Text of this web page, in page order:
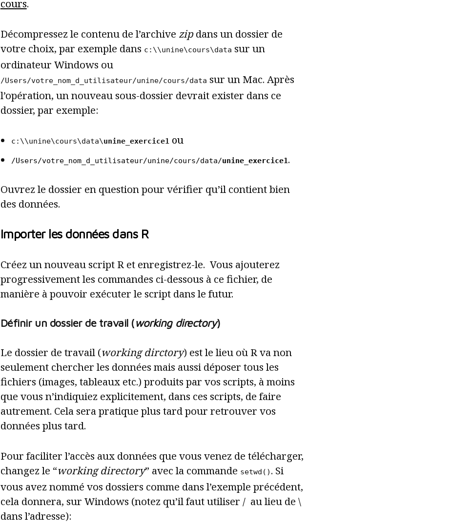
cours.
Décompressez le contenu de l’archive zipdans un dossier de
votre choix, par exemple dans c:\\unine\cours\data sur un
ordinateur Windows ou
/Users/votre_nom_d_utilisateur/unine/cours/data sur un Mac. Après
l’opération, un nouveau sous-dossier devrait exister dans ce
dossier, par exemple:
c:\\unine\cours\data\unine_exercice1 ou
/Users/votre_nom_d_utilisateur/unine/cours/data/unine_exercice1.
Ouvrez le dossier en question pour vérifier qu’il contient bien
des données.
Importer les données dans R
Créez un nouveau script R et enregistrez-le. Vous ajouterez
progressivement les commandes ci-dessous à ce fichier, de
manière à pouvoir exécuter le script dans le futur.
Définir un dossier de travail (working directory)
Le dossier de travail (working dirctory) est le lieu où R va non
seulement chercher les données mais aussi déposer tous les
fichiers (images, tableaux etc.) produits par vos scripts, à moins
que vous n’indiquiez explicitement, dans ces scripts, de faire
autrement. Cela sera pratique plus tard pour retrouver vos
données plus tard.
Pour faciliter l’accès aux données que vous venez de télécharger,
changez le “working directory” avec la commande setwd() . Si
vous avez nommé vos dossiers comme dans l’exemple précédent,
cela donnera, sur Windows (notez qu’il faut utiliser / au lieu de \
dans l’adresse):